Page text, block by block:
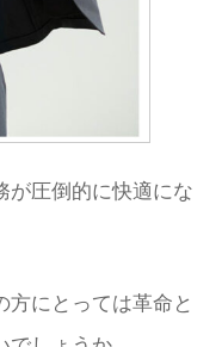
が圧倒的に快適にな
方にとっては革命と